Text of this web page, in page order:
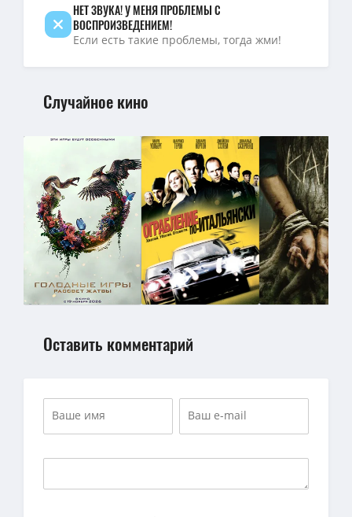
НЕТ ЗВУКА! У МЕНЯ ПРОБЛЕМЫ С
ВОСПРОИЗВЕДЕНИЕМ!
Если есть такие проблемы, тогда жми!
Случайное кино
Оставить комментарий